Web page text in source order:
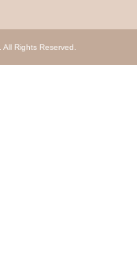
. All Rights Reserved.